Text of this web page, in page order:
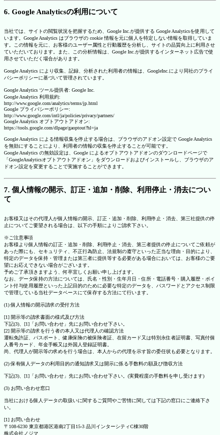
6. Google Analyticsの利用について
当社では、サイトの閲覧状況を把握するため、Google Inc.が提供する Google Analyticsを使用して
います。Google Analytics はブラウザの cookie 情報を元に個人を特定しない情報を取得していま
す。この情報を元に、お客様のユーザー属性と行動履歴を分析し、サイトの品質向上に利用させ
ていただいております。また、この分析情報は、Google Inc.が提供するインターネット広告で使
用させていただく場合があります。
Google Analytics により収集、記録、分析された利用者の情報は、GoogleInc.により同社のプライ
バシーポリシーに基づいて管理されています。
Google Analytics ツール提供者: Google Inc.
Google Analytics 利用規約:
http://www.google.com/analytics/terms/jp.html
Google プライバシーポリシー:
http://www.google.com/intl/ja/policies/privacy/partners/
Google Analytics オプトアウトアドオン:
https://tools.google.com/dlpage/gaoptout?hl=ja
Google Analytics による情報収集を停止する場合は、ブラウザのアドオン設定で Google Analytics
を無効にすることにより、利用者の情報の収集を停止することが可能です。
Google Analytics の無効設定は、Google によるオプトアウトアドオンのダウンロードページで
「GoogleAnalyticsオプトアウトアドオン」をダウンロードおよびインストールし、ブラウザのア
ドオン設定を変更することで実施することができます。
7. 個人情報の開示、訂正・追加・削除、利用停止・消去につい
て
お客様又はその代理人が個人情報の開示、訂正・追加・削除、利用停止・消去、第三社提供の停
止についてご要望される場合は、以下の手順によりご請求下さい。
※ご注意事項
お客様より個人情報の訂正・追加・削除、利用停止・消去、第三者提供の停止についてご依頼が
あった際にも、セキュリティ、不正行為防止、法規制の遵守といった正当な理由・目的により、
特定のデータを保持・管理または第三者に提供等する必要がある場合においては、お客様のご要
望にお応えできない場合がございます。
予めご了承頂きますよう、何卒宜しくお願い申し上げます。
なお、データ保持の方法については、氏名・性別・生年月日・住所・電話番号・購入履歴・ポイ
ント付与使用履歴といった上記目的のために必要な特定のデータを、パスワードとアクセス制限
で管理している当社データベースにて保存する方法にて行います。
(1) 個人情報の開示請求の受付方法
[1] 開示等の請求書面の様式及び方法
下記(3)、[1]「お問い合わせ」先にお問い合わせ下さい。
[2] 開示等の請求を行う者の本人又は代理人の確認方法
運転免許証、パスポート、健康保険の被保険者証、在留カード又は特別永住者証明書、写真付個
人番号カード、年金手帳又は外国人登録証明書。
尚、代理人が開示等の求めを行う場合は、本人からの代理を示す旨の委任状も必要となります。
(2) 保有個人データの利用目的の通知請求又は開示に係る手数料の額及び徴収方法
下記(3)、[1]「お問い合わせ」先にお問い合わせ下さい。(実費程度の手数料を申し受けます)
(3) お問い合わせ窓口
当社における個人データの取扱いに関するご質問やご苦情に関しては下記の窓口にご連絡下さ
い。
[1] お問い合わせ
〒108-6230 東京都港区港南2丁目15-3 品川インターシティC棟30階
株式会社ノジマ